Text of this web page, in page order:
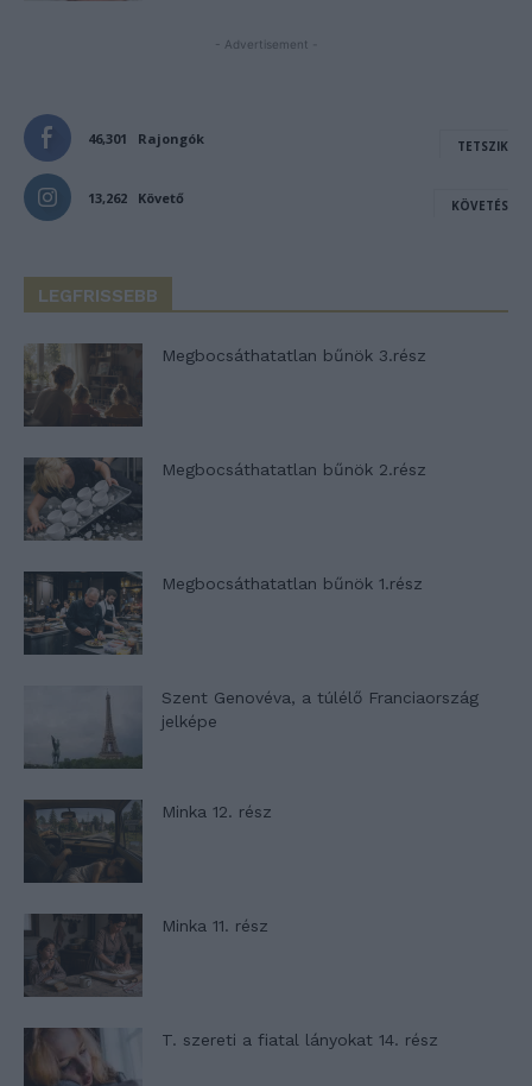
- Advertisement -
46,301 Rajongók TETSZIK
13,262 Követő KÖVETÉS
LEGFRISSEBB
Megbocsáthatatlan bűnök 3.rész
Megbocsáthatatlan bűnök 2.rész
Megbocsáthatatlan bűnök 1.rész
Szent Genovéva, a túlélő Franciaország
jelképe
Minka 12. rész
Minka 11. rész
T. szereti a fiatal lányokat 14. rész